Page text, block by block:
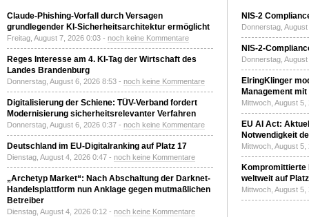
Claude-Phishing-Vorfall durch Versagen
grundlegender KI-Sicherheitsarchitektur ermöglicht
Freitag, August 7, 2026 0:03 - noch keine Kommentare
Reges Interesse am 4. KI-Tag der Wirtschaft des
Landes Brandenburg
Donnerstag, August 6, 2026 8:53 - noch keine Kommentare
Digitalisierung der Schiene: TÜV-Verband fordert
Modernisierung sicherheitsrelevanter Verfahren
Donnerstag, August 6, 2026 0:37 - noch keine Kommentare
Deutschland im EU-Digitalranking auf Platz 17
Dienstag, August 4, 2026 0:47 - noch keine Kommentare
„Archetyp Market“: Nach Abschaltung der Darknet-
Handelsplattform nun Anklage gegen mutmaßlichen
Betreiber
Dienstag, August 4, 2026 0:12 - noch keine Kommentare
NIS-2
Donnerstag,
NIS-2-
Donnerstag,
ElringKlinger
Management
Mittwoch, August
EU AI Act:
Notwendigkeit
Mittwoch, August
Kompromittierte
weltweit auf
Mittwoch, August